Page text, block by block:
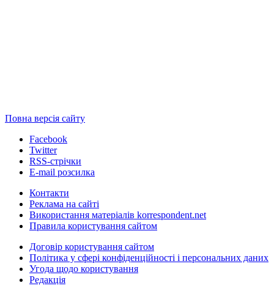
Повна версія сайту
Facebook
Twitter
RSS-стрічки
E-mail розсилка
Контакти
Реклама на сайті
Використання матеріалів korrespondent.net
Правила користування сайтом
Договір користування сайтом
Політика у сфері конфіденційності і персональних даних
Угода щодо користування
Редакція